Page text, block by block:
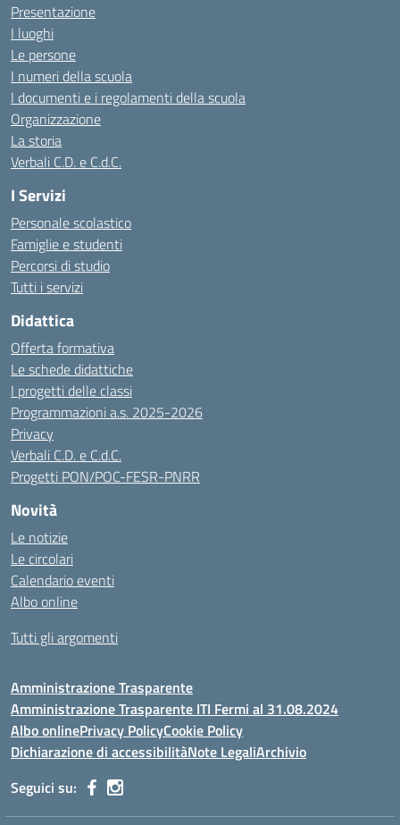
Presentazione
I luoghi
Le persone
I numeri della scuola
I documenti e i regolamenti della scuola
Organizzazione
La storia
Verbali C.D. e C.d.C.
I Servizi
Personale scolastico
Famiglie e studenti
Percorsi di studio
Tutti i servizi
Didattica
Offerta formativa
Le schede didattiche
I progetti delle classi
Programmazioni a.s. 2025-2026
Privacy
Verbali C.D. e C.d.C.
Progetti PON/POC-FESR-PNRR
Novità
Le notizie
Le circolari
Calendario eventi
Albo online
Tutti gli argomenti
Amministrazione Trasparente
Amministrazione Trasparente ITI Fermi al 31.08.2024
Albo onlinePrivacy PolicyCookie Policy
Dichiarazione di accessibilitàNote LegaliArchivio
Seguici su: